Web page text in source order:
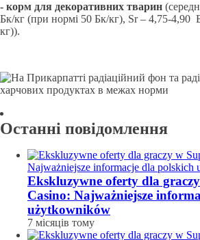
- корм для декоративних тварин
Бк/кг (при нормі 50 Бк/кг), Sr – 4,75-4,90
кг)).
Останні повідомлення
Ekskluzywne oferty dla
Casino: Najważniejsze
użytkowników
7 місяців тому